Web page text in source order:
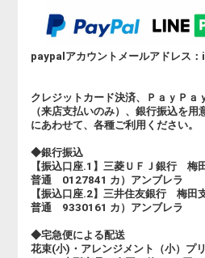
paypalアカウントメールアドレス
クレジットカード決済、ＰａｙＰａ
（来店支払いのみ）、銀行振込を
にあわせて、各種ご利用ください。
◆銀行振込
【振込口座.1】三菱ＵＦＪ銀行 梅
普通 0127841 カ）アンブレラ
【振込口座.2】三井住友銀行 梅田
普通 9330161 カ）アンブレラ
◆宅急便による配送
花束(小)・アレンジメント（小）プ